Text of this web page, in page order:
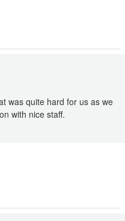
was quite hard for us as we
with nice staff.